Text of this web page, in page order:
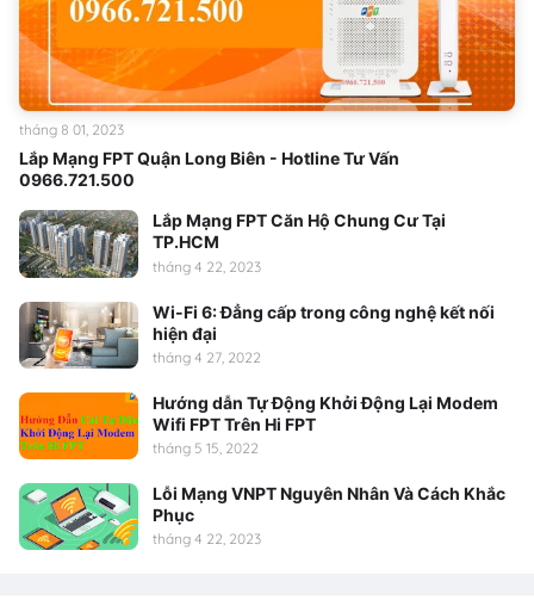
Lắp Mạng FPT Quận Long Biên - Hotline Tư Vấn
0966.721.500
tháng 8 01, 2023
Lắp Mạng FPT Căn Hộ Chung Cư Tại
TP.HCM
tháng 4 22, 2023
Wi-Fi 6: Đẳng cấp trong công nghệ kết nối
hiện đại
tháng 4 27, 2022
Hướng dẫn Tự Động Khởi Động Lại Modem
Wifi FPT Trên Hi FPT
tháng 5 15, 2022
Lỗi Mạng VNPT Nguyên Nhân Và Cách Khắc
Phục
tháng 4 22, 2023